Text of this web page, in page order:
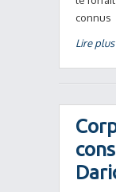
connus
Lire plus